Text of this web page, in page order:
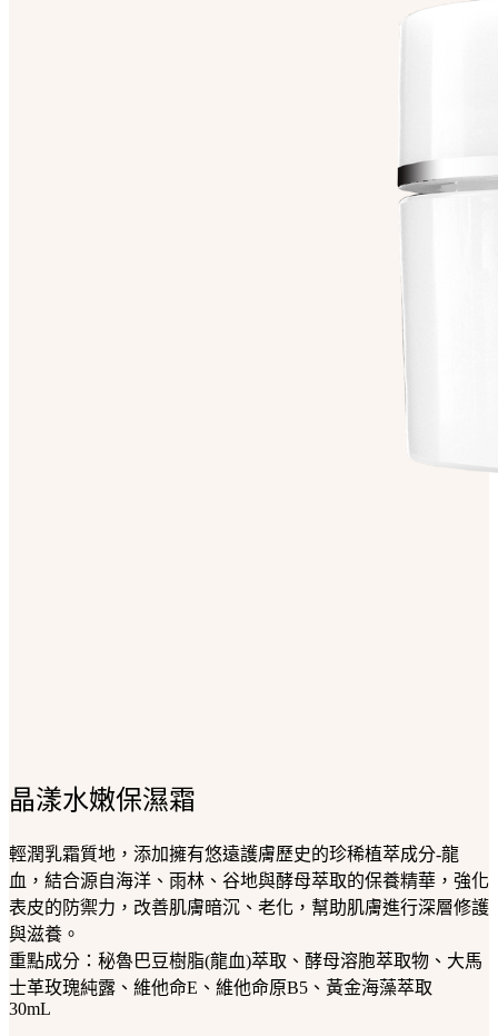
晶漾水嫩保濕霜
輕潤乳霜質地，添加擁有悠遠護膚歷史的珍稀植萃成分-龍
血，結合源自海洋、雨林、谷地與酵母萃取的保養精華，強化
表皮的防禦力，改善肌膚暗沉、老化，幫助肌膚進行深層修護
與滋養。
重點成分：秘魯巴豆樹脂(龍血)萃取、酵母溶胞萃取物、大馬
士革玫瑰純露、維他命E、維他命原B5、黃金海藻萃取
30mL